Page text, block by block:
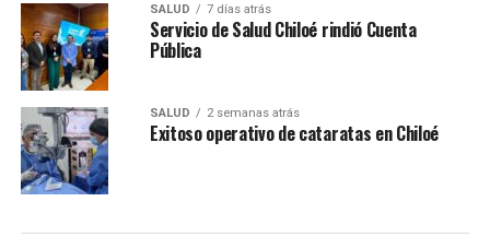
SALUD 7 días atrás
Servicio de Salud Chiloé rindió Cuenta
Pública
SALUD 2 semanas atrás
Exitoso operativo de cataratas en Chiloé